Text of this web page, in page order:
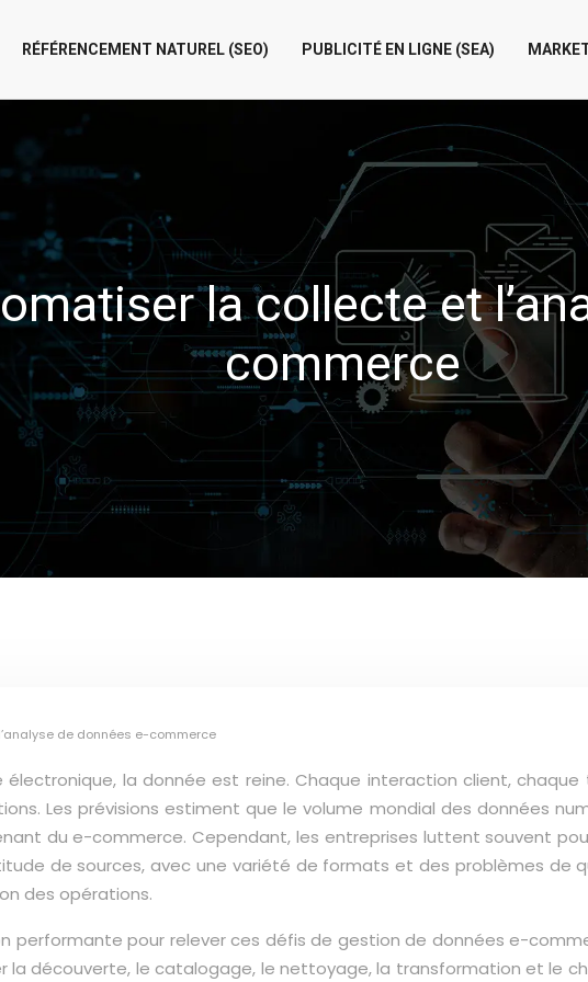
RÉFÉRENCEMENT NATUREL (SEO) PUBLICITÉ EN LIGNE (SEA)
la collecte et
commerce
de données e-commerce
la donnée est reine. Chaque interaction client,
Les prévisions estiment que le volume mondial des données
du e-commerce. Cependant, les entreprises luttent souvent
de sources, avec une variété de formats et des problèmes de
des opérations.
performante pour relever ces défis de gestion de données e-
découverte, le catalogage, le nettoyage, la transformation et le